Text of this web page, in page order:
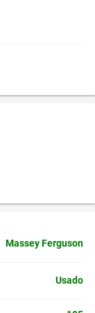
Massey Ferguson
Usado